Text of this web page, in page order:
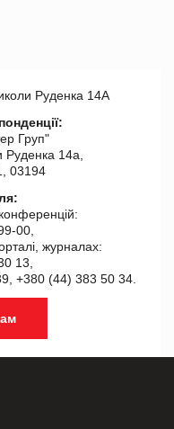
Руденка 14А
Груп"
14а,
03194
00,
журналах:
13,
+380 (44) 383 50 34.